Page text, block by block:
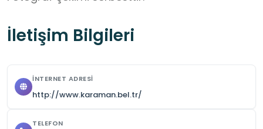
İletişim Bilgileri
İNTERNET ADRESI
http://www.karaman.bel.tr/
TELEFON